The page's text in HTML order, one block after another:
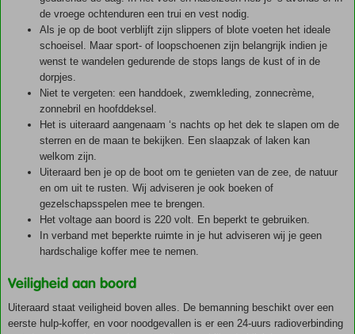
de vroege ochtenduren een trui en vest nodig.
Als je op de boot verblijft zijn slippers of blote voeten het ideale
schoeisel. Maar sport- of loopschoenen zijn belangrijk indien je
wenst te wandelen gedurende de stops langs de kust of in de
dorpjes.
Niet te vergeten: een handdoek, zwemkleding, zonnecrème,
zonnebril en hoofddeksel.
Het is uiteraard aangenaam ‘s nachts op het dek te slapen om de
sterren en de maan te bekijken. Een slaapzak of laken kan
welkom zijn.
Uiteraard ben je op de boot om te genieten van de zee, de natuur
en om uit te rusten. Wij adviseren je ook boeken of
gezelschapsspelen mee te brengen.
Het voltage aan boord is 220 volt. En beperkt te gebruiken.
In verband met beperkte ruimte in je hut adviseren wij je geen
hardschalige koffer mee te nemen.
Veiligheid aan boord
Uiteraard staat veiligheid boven alles. De bemanning beschikt over een
eerste hulp-koffer, en voor noodgevallen is er een 24-uurs radioverbinding